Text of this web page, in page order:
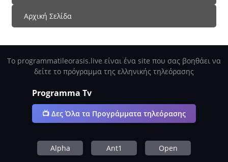
Αρχική Σελίδα
Το programmatileorasis.live είναι ένα site που σας βοηθάει να
δείτε το πρόγραμμα της ελληνικής τηλεόρασης
Programma Tv
📺 Δες Όλα τα Προγράμματα τηλεόρασης
Alpha Ant1 Open